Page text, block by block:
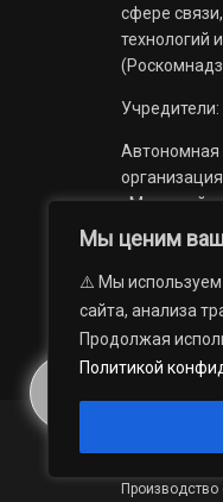
Мы ценим
⚠️ Мы используем
сайта, анализа
Продолжая
Политикой
сфере
технологий
Учредители:
Автономная
«Миасский
Областное
© 2012 —
Производство